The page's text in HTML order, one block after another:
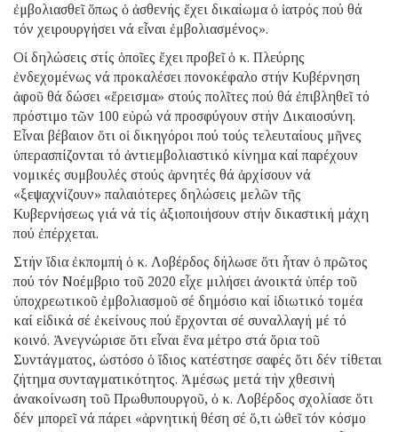
ἐμβολιασθεῖ ὅπως ὁ ἀσθενής ἔχει δικαίωμα ὁ ἰατρός πού θά
τόν χειρουργήσει νά εἶναι ἐμβολιασμένος».
Οἱ δηλώσεις στίς ὁποῖες ἔχει προβεῖ ὁ κ. Πλεύρης
ἐνδεχομένως νά προκαλέσει πονοκέφαλο στήν Κυβέρνηση
ἀφοῦ θά δώσει «ἔρεισμα» στούς πολῖτες πού θά ἐπιβληθεῖ τό
πρόστιμο τῶν 100 εὐρώ νά προσφύγουν στήν Δικαιοσύνη.
Εἶναι βέβαιον ὅτι οἱ δικηγόροι πού τούς τελευταίους μῆνες
ὑπερασπίζονται τό ἀντιεμβολιαστικό κίνημα καί παρέχουν
νομικές συμβουλές στούς ἀρνητές θά ἀρχίσουν νά
«ξεψαχνίζουν» παλαιότερες δηλώσεις μελῶν τῆς
Κυβερνήσεως γιά νά τίς ἀξιοποιήσουν στήν δικαστική μάχη
πού ἐπέρχεται.
Στήν ἴδια ἐκπομπή ὁ κ. Λοβέρδος δήλωσε ὅτι ἦταν ὁ πρῶτος
πού τόν Νοέμβριο τοῦ 2020 εἶχε μιλήσει ἀνοικτά ὑπέρ τοῦ
ὑποχρεωτικοῦ ἐμβολιασμοῦ σέ δημόσιο καί ἰδιωτικό τομέα
καί εἰδικά σέ ἐκείνους πού ἔρχονται σέ συναλλαγή μέ τό
κοινό. Ἀνεγνώρισε ὅτι εἶναι ἕνα μέτρο στά ὅρια τοῦ
Συντάγματος, ὡστόσο ὁ ἴδιος κατέστησε σαφές ὅτι δέν τίθεται
ζήτημα συνταγματικότητος. Ἀμέσως μετά τήν χθεσινή
ἀνακοίνωση τοῦ Πρωθυπουργοῦ, ὁ κ. Λοβέρδος σχολίασε ὅτι
δέν μπορεῖ νά πάρει «ἀρνητική θέση σέ ὅ,τι ὠθεῖ τόν κόσμο